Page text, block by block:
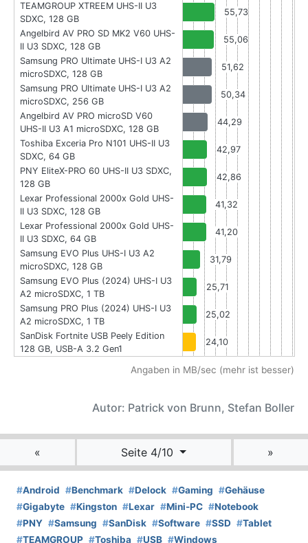
TEAMGROUP XTREEM UHS-II U3
SDXC, 128 GB
55,73
Angelbird AV PRO SD MK2 V60 UHS-
II U3 SDXC, 128 GB
55,06
Samsung PRO Ultimate UHS-I U3 A2
microSDXC, 128 GB
51,62
Samsung PRO Ultimate UHS-I U3 A2
microSDXC, 256 GB
50,34
Angelbird AV PRO microSD V60
UHS-II U3 A1 microSDXC, 128 GB
44,29
Toshiba Exceria Pro N101 UHS-II U3
SDXC, 64 GB
42,97
PNY EliteX-PRO 60 UHS-II U3 SDXC,
128 GB
42,86
Lexar Professional 2000x Gold UHS-
II U3 SDXC, 128 GB
41,32
Lexar Professional 2000x Gold UHS-
II U3 SDXC, 64 GB
41,20
Samsung EVO Plus UHS-I U3 A2
microSDXC, 128 GB
31,79
Samsung EVO Plus (2024) UHS-I U3
A2 microSDXC, 1 TB
25,71
Samsung PRO Plus (2024) UHS-I U3
A2 microSDXC, 1 TB
25,02
SanDisk Fortnite USB Peely Edition
128 GB, USB-A 3.2 Gen1
24,10
Angaben in MB/sec (mehr ist besser)
Autor: Patrick von Brunn, Stefan Boller
« Seite 4/10 »
#Android #Benchmark #Delock #Gaming #Gehäuse
#Gigabyte #Kingston #Lexar #Mini-PC #Notebook
#PNY #Samsung #SanDisk #Software #SSD #Tablet
#TEAMGROUP #Toshiba #USB #Windows